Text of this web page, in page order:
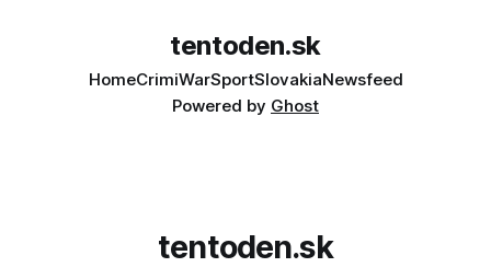
tentoden.sk
HomeCrimiWarSportSlovakiaNewsfeed
Powered by Ghost
tentoden.sk